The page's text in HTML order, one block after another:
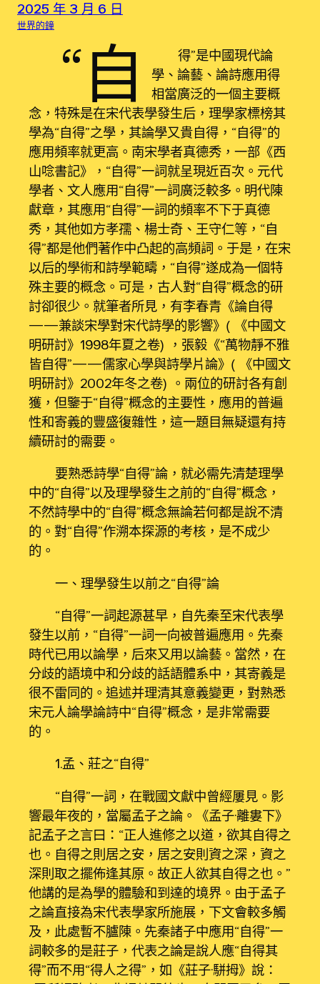
2025 年 3 月 6 日
世界的鐘
“自
得”是中國現代論
學、論藝、論詩應用得
相當廣泛的一個主要概
念，特殊是在宋代表學發生后，理學家標榜其
學為“自得”之學，其論學又貴自得，“自得”的
應用頻率就更高。南宋學者真德秀，一部《西
山唸書記》，“自得”一詞就呈現近百次。元代
學者、文人應用“自得”一詞廣泛較多。明代陳
獻章，其應用“自得”一詞的頻率不下于真德
秀，其他如方孝孺、楊士奇、王守仁等，“自
得”都是他們著作中凸起的高頻詞。于是，在宋
以后的學術和詩學範疇，“自得”遂成為一個特
殊主要的概念。可是，古人對“自得”概念的研
討卻很少。就筆者所見，有李春青《論自得
——兼談宋學對宋代詩學的影響》（《中國文
明研討》1998年夏之卷），張毅《“萬物靜不雅
皆自得”——儒家心學與詩學片論》（《中國文
明研討》2002年冬之卷）。兩位的研討各有創
獲，但鑒于“自得”概念的主要性，應用的普遍
性和寄義的豐盛復雜性，這一題目無疑還有持
續研討的需要。
要熟悉詩學“自得”論，就必需先清楚理學
中的“自得”以及理學發生之前的“自得”概念，
不然詩學中的“自得”概念無論若何都是說不清
的。對“自得”作溯本探源的考核，是不成少
的。
一、理學發生以前之“自得”論
“自得”一詞起源甚早，自先秦至宋代表學
發生以前，“自得”一詞一向被普遍應用。先秦
時代已用以論學，后來又用以論藝。當然，在
分歧的語境中和分歧的話語體系中，其寄義是
很不雷同的。追述并理清其意義變更，對熟悉
宋元人論學論詩中“自得”概念，是非常需要
的。
1.孟、莊之“自得”
“自得”一詞，在戰國文獻中曾經屢見。影
響最年夜的，當屬孟子之論。《孟子·離婁下》
記孟子之言曰：“正人進修之以道，欲其自得之
也。自得之則居之安，居之安則資之深，資之
深則取之擺佈逢其原。故正人欲其自得之也。”
他講的是為學的體驗和到達的境界。由于孟子
之論直接為宋代表學家所施展，下文會較多觸
及，此處暫不臚陳。先秦諸子中應用“自得”一
詞較多的是莊子，代表之論是說人應“自得其
得”而不用“得人之得”，如《莊子·駢拇》說：